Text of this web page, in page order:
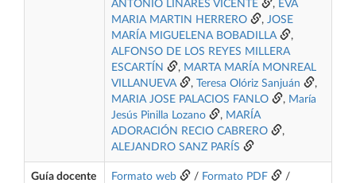
ANTONIO LINARES VICENTE
, EVA
MARIA MARTIN HERRERO
, JOSE
MARÍA MIGUELENA BOBADILLA
,
ALFONSO DE LOS REYES MILLERA
ESCARTÍN
, MARTA MARÍA MONREAL
VILLANUEVA
, Teresa Olóriz Sanjuán
,
MARIA JOSE PALACIOS FANLO
, María
Jesús Pinilla Lozano
, MARÍA
ADORACIÓN RECIO CABRERO
,
ALEJANDRO SANZ PARÍS
Guía docente Formato web / Formato PDF
/